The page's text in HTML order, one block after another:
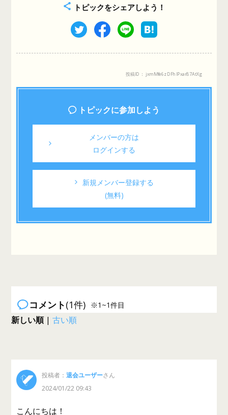
トピックをシェアしよう！
投稿ID： jxmMfe6zDFhIPxar87AtXg
トピックに参加しよう
メンバーの方は
ログインする
新規メンバー登録する
(無料)
コメント(1件) ※1~1件目
新しい順|古い順
投稿者：退会ユーザーさん
2024/01/22 09:43
こんにちは！